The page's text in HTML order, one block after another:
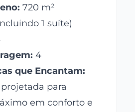
720 m²
1 suíte)
4
que Encantam:
para
em conforto e